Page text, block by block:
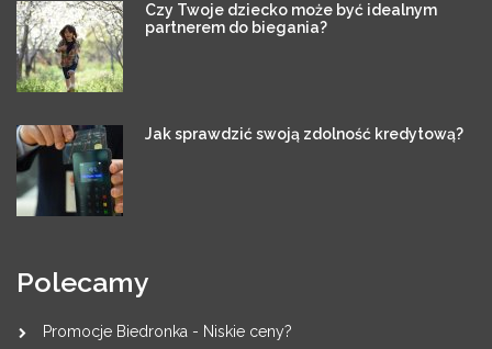
Czy Twoje dziecko może być idealnym
partnerem do biegania?
Jak sprawdzić swoją zdolność kredytową?
Polecamy
Promocje Biedronka - Niskie ceny?